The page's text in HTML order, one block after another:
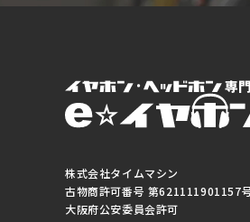
株式会社タイムマシン
古物商許可番号 第621111901157
大阪府公安委員会許可